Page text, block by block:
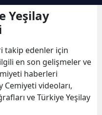
Yeşilay
takip edenler için
en son gelişmeler ve
haberleri
Cemiyeti videoları,
ve Türkiye Yeşilay